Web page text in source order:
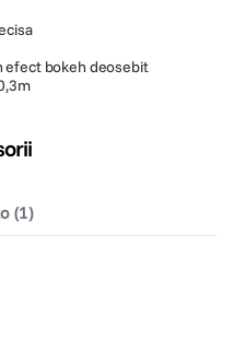
efect bokeh deosebit
(1)